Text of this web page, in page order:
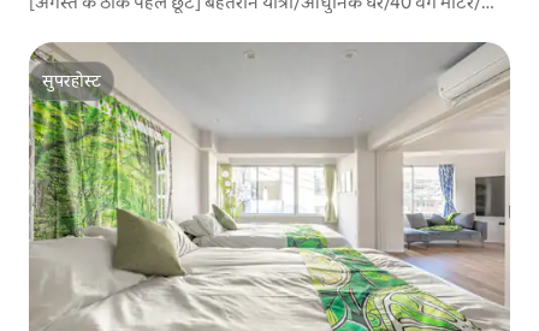
लिए किफायती
सुपरहोस्ट
सुपरहोस्ट